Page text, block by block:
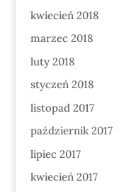
kwiecień 2018
marzec 2018
luty 2018
styczeń 2018
listopad 2017
październik 2017
lipiec 2017
kwiecień 2017